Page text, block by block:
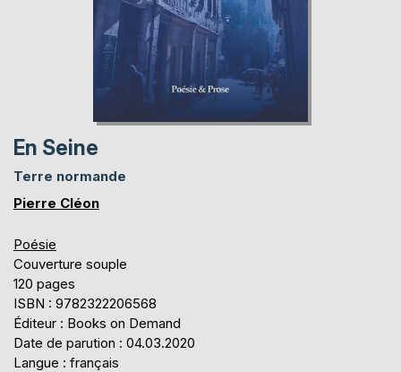
En Seine
Terre normande
Pierre Cléon
Poésie
Couverture souple
120 pages
ISBN : 9782322206568
Éditeur : Books on Demand
Date de parution : 04.03.2020
Langue : français